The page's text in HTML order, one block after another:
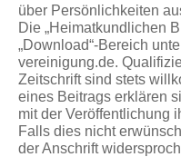
über Persönlichkeiten
Die „Heimatkundlichen
„Download“-Bereich
vereinigung.de.
Zeitschrift sind stets
eines Beitrags erklären
mit der Veröffentlichung
Falls dies nicht
der Anschrift